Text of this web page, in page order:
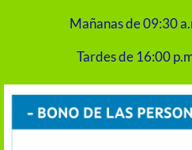
Mañanas de 09:30
Tardes de 16:00